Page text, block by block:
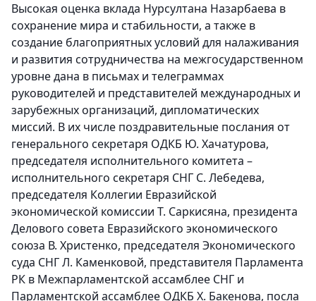
Высокая оценка вклада Нурсултана Назарбаева в
сохранение мира и стабильности, а также в
создание благоприятных условий для налаживания
и развития сотрудничества на межгосударственном
уровне дана в письмах и телеграммах
руководителей и представителей международных и
зарубежных организаций, дипломатических
миссий. В их числе поздравительные послания от
генерального секретаря ОДКБ Ю. Хачатурова,
председателя исполнительного комитета –
исполнительного секретаря СНГ С. Лебедева,
председателя Коллегии Евразийской
экономической комиссии Т. Саркисяна, президента
Делового совета Евразийского экономического
союза В. Христенко, председателя Экономического
суда СНГ Л. Каменковой, представителя Парламента
РК в Межпарламентской ассамблее СНГ и
Парламентской ассамблее ОДКБ Х. Бакенова, посла